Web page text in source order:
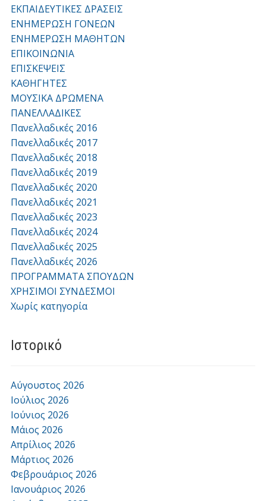
ΕΚΠΑΙΔΕΥΤΙΚΕΣ ΔΡΑΣΕΙΣ
ΕΝΗΜΕΡΩΣΗ ΓΟΝΕΩΝ
ΕΝΗΜΕΡΩΣΗ ΜΑΘΗΤΩΝ
ΕΠΙΚΟΙΝΩΝΙΑ
ΕΠΙΣΚΕΨΕΙΣ
ΚΑΘΗΓΗΤΕΣ
ΜΟΥΣΙΚΑ ΔΡΩΜΕΝΑ
ΠΑΝΕΛΛΑΔΙΚΕΣ
Πανελλαδικές 2016
Πανελλαδικές 2017
Πανελλαδικές 2018
Πανελλαδικές 2019
Πανελλαδικές 2020
Πανελλαδικές 2021
Πανελλαδικές 2023
Πανελλαδικές 2024
Πανελλαδικές 2025
Πανελλαδικές 2026
ΠΡΟΓΡΑΜΜΑΤΑ ΣΠΟΥΔΩΝ
ΧΡΗΣΙΜΟΙ ΣΥΝΔΕΣΜΟΙ
Χωρίς κατηγορία
Ιστορικό
Αύγουστος 2026
Ιούλιος 2026
Ιούνιος 2026
Μάιος 2026
Απρίλιος 2026
Μάρτιος 2026
Φεβρουάριος 2026
Ιανουάριος 2026